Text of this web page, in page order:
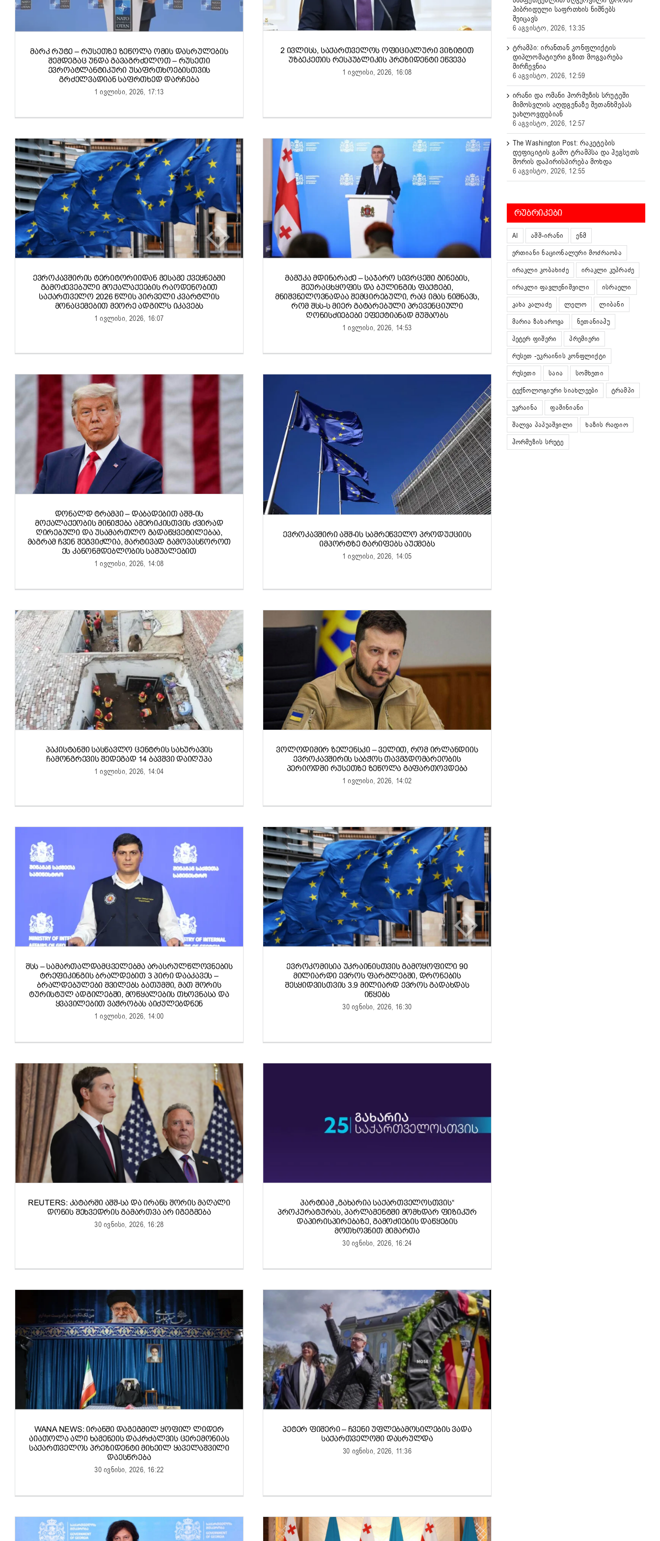
ᲛᲐᲠᲙ ᲠᲣᲢᲔ – ᲠᲣᲡᲔᲗᲖᲔ ᲖᲔᲬᲝᲚᲐ ᲝᲛᲘᲡ ᲓᲐᲡᲠᲣᲚᲔᲑᲘᲡ
ᲨᲔᲛᲓᲔᲒᲐᲪ ᲣᲜᲓᲐ ᲒᲐᲕᲐᲒᲠᲫᲔᲚᲝᲗ – ᲠᲣᲡᲔᲗᲘ
ᲔᲕᲠᲝᲐᲢᲚᲐᲜᲢᲘᲙᲣᲠᲘ ᲣᲡᲐᲤᲠᲗᲮᲝᲔᲑᲘᲡᲗᲕᲘᲡ
ᲒᲠᲫᲔᲚᲕᲐᲓᲘᲐᲜ ᲡᲐᲤᲠᲗᲮᲔᲓ ᲓᲐᲠᲩᲔᲑᲐ
1 ივლისი, 2026, 17:13
2 ᲘᲕᲚᲘᲡᲡ, ᲡᲐᲥᲐᲠᲗᲕᲔᲚᲝᲡ ᲝᲤᲘᲪᲘᲐᲚᲣᲠᲘ ᲕᲘᲖᲘᲢᲘᲗ
ᲣᲖᲑᲔᲙᲔᲗᲘᲡ ᲠᲔᲡᲞᲣᲑᲚᲘᲙᲘᲡ ᲞᲠᲔᲖᲘᲓᲔᲜᲢᲘ ᲔᲬᲕᲔᲕᲐ
1 ივლისი, 2026, 16:08
ᲔᲕᲠᲝᲙᲐᲕᲨᲘᲠᲘᲡ ᲢᲔᲠᲘᲢᲝᲠᲘᲘᲓᲐᲜ ᲛᲔᲡᲐᲛᲔ ᲥᲕᲔᲧᲜᲔᲑᲨᲘ
ᲒᲐᲛᲝᲫᲔᲕᲔᲑᲣᲚᲘ ᲛᲝᲥᲐᲚᲐᲥᲔᲔᲑᲘᲡ ᲠᲐᲝᲓᲔᲜᲝᲑᲘᲗ
ᲡᲐᲥᲐᲠᲗᲕᲔᲚᲝ 2026 ᲬᲚᲘᲡ ᲞᲘᲠᲕᲔᲚᲘ ᲙᲕᲐᲠᲢᲚᲘᲡ
ᲛᲝᲜᲐᲪᲔᲛᲔᲑᲘᲗ ᲛᲔᲝᲠᲔ ᲐᲓᲒᲘᲚᲡ ᲘᲙᲐᲕᲔᲑᲡ
1 ივლისი, 2026, 16:07
ᲛᲐᲛᲣᲙᲐ ᲛᲓᲘᲜᲐᲠᲐᲫᲔ – ᲡᲐᲯᲐᲠᲝ ᲡᲘᲕᲠᲪᲔᲨᲘ ᲒᲘᲜᲔᲑᲘᲡ,
ᲨᲔᲣᲠᲐᲪᲮᲧᲝᲤᲘᲡ ᲓᲐ ᲑᲣᲚᲘᲜᲒᲘᲡ ᲤᲐᲥᲢᲔᲑᲘ,
ᲛᲜᲘᲨᲕᲜᲔᲚᲝᲕᲜᲐᲓᲐᲐ ᲨᲔᲛᲪᲘᲠᲔᲑᲣᲚᲘ, ᲠᲐᲪ ᲘᲛᲐᲡ ᲜᲘᲨᲜᲐᲕᲡ,
ᲠᲝᲛ ᲨᲡᲡ-Ს ᲛᲘᲔᲠ ᲒᲐᲢᲐᲠᲔᲑᲣᲚᲘ ᲞᲠᲔᲕᲔᲜᲪᲘᲣᲚᲘ
ᲦᲝᲜᲘᲡᲫᲘᲔᲑᲔᲑᲘ ᲔᲤᲔᲥᲢᲘᲐᲜᲐᲓ ᲛᲣᲨᲐᲝᲑᲡ
1 ივლისი, 2026, 14:53
ᲓᲝᲜᲐᲚᲓ ᲢᲠᲐᲛᲞᲘ – ᲓᲐᲑᲐᲓᲔᲑᲘᲗ ᲐᲨᲨ-ᲘᲡ
ᲛᲝᲥᲐᲚᲐᲥᲔᲝᲑᲘᲡ ᲛᲘᲜᲘᲭᲔᲑᲐ ᲐᲛᲔᲠᲘᲙᲘᲡᲗᲕᲘᲡ ᲫᲕᲘᲠᲐᲓ
ᲦᲘᲠᲔᲑᲣᲚᲘ ᲓᲐ ᲣᲡᲐᲛᲐᲠᲗᲚᲝ ᲒᲐᲓᲐᲬᲧᲕᲔᲢᲘᲚᲔᲑᲐᲐ,
ᲛᲐᲒᲠᲐᲛ ᲩᲕᲔᲜ ᲨᲔᲒᲕᲘᲫᲚᲘᲐ, ᲛᲐᲠᲢᲘᲕᲐᲓ ᲒᲐᲛᲝᲕᲐᲡᲬᲝᲠᲝᲗ
ᲔᲡ ᲙᲐᲜᲝᲜᲛᲓᲔᲑᲚᲝᲑᲘᲡ ᲡᲐᲨᲣᲐᲚᲔᲑᲘᲗ
1 ივლისი, 2026, 14:08
ᲔᲕᲠᲝᲙᲐᲕᲨᲘᲠᲘ ᲐᲨᲨ-ᲘᲡ ᲡᲐᲛᲠᲔᲬᲕᲔᲚᲝ ᲞᲠᲝᲓᲣᲥᲪᲘᲘᲡ
ᲘᲛᲞᲝᲠᲢᲖᲔ ᲢᲐᲠᲘᲤᲔᲑᲡ ᲐᲣᲥᲛᲔᲑᲡ
1 ივლისი, 2026, 14:05
ᲞᲐᲙᲘᲡᲢᲐᲜᲨᲘ ᲡᲐᲡᲬᲐᲕᲚᲝ ᲪᲔᲜᲢᲠᲘᲡ ᲡᲐᲮᲣᲠᲐᲕᲘᲡ
ᲩᲐᲛᲝᲜᲒᲠᲔᲕᲘᲡ ᲨᲔᲓᲔᲒᲐᲓ 14 ᲑᲐᲕᲨᲕᲘ ᲓᲐᲘᲦᲣᲞᲐ
1 ივლისი, 2026, 14:04
ᲕᲝᲚᲝᲓᲘᲛᲘᲠ ᲖᲔᲚᲔᲜᲡᲙᲘ – ᲕᲔᲚᲘᲗ, ᲠᲝᲛ ᲘᲠᲚᲐᲜᲓᲘᲘᲡ
ᲔᲕᲠᲝᲙᲐᲕᲨᲘᲠᲘᲡ ᲡᲐᲑᲭᲝᲡ ᲗᲐᲕᲛᲯᲓᲝᲛᲐᲠᲔᲝᲑᲘᲡ
ᲞᲔᲠᲘᲝᲓᲨᲘ ᲠᲣᲡᲔᲗᲖᲔ ᲖᲔᲬᲝᲚᲐ ᲒᲐᲤᲐᲠᲗᲝᲕᲓᲔᲑᲐ
1 ივლისი, 2026, 14:02
ᲨᲡᲡ – ᲡᲐᲛᲐᲠᲗᲐᲚᲓᲐᲛᲪᲕᲔᲚᲔᲑᲛᲐ ᲐᲠᲐᲡᲠᲣᲚᲬᲚᲝᲕᲜᲔᲑᲘᲡ
ᲢᲠᲔᲤᲘᲙᲘᲜᲒᲘᲡ ᲑᲠᲐᲚᲓᲔᲑᲘᲗ 3 ᲞᲘᲠᲘ ᲓᲐᲐᲙᲐᲕᲔᲡ –
ᲑᲠᲐᲚᲓᲔᲑᲣᲚᲔᲑᲘ ᲨᲕᲘᲚᲔᲑᲡ ᲑᲐᲗᲣᲛᲨᲘ, ᲛᲐᲗ ᲨᲝᲠᲘᲡ
ᲢᲣᲠᲘᲡᲢᲣᲚ ᲐᲓᲒᲘᲚᲔᲑᲨᲘ, ᲛᲝᲬᲧᲐᲚᲔᲑᲘᲡ ᲗᲮᲝᲕᲜᲐᲡᲐ ᲓᲐ
ᲧᲕᲐᲕᲘᲚᲔᲑᲘᲗ ᲕᲐᲭᲠᲝᲑᲐᲡ ᲐᲘᲫᲣᲚᲔᲑᲓᲜᲔᲜ
1 ივლისი, 2026, 14:00
ᲔᲕᲠᲝᲙᲝᲛᲘᲡᲘᲐ ᲣᲙᲠᲐᲘᲜᲘᲡᲗᲕᲘᲡ ᲒᲐᲛᲝᲧᲝᲤᲘᲚᲘ 90
ᲛᲘᲚᲘᲐᲠᲓᲘ ᲔᲕᲠᲝᲡ ᲤᲐᲠᲒᲚᲔᲑᲨᲘ, ᲓᲠᲝᲜᲔᲑᲘᲡ
ᲨᲔᲡᲧᲘᲓᲕᲘᲡᲗᲕᲘᲡ 3.9 ᲛᲘᲚᲘᲐᲠᲓ ᲔᲕᲠᲝᲡ ᲒᲐᲓᲐᲮᲓᲐᲡ
ᲘᲬᲧᲔᲑᲡ
30 ივნისი, 2026, 16:30
REUTERS: ᲙᲐᲢᲐᲠᲨᲘ ᲐᲨᲨ-ᲡᲐ ᲓᲐ ᲘᲠᲐᲜᲡ ᲨᲝᲠᲘᲡ ᲛᲐᲦᲐᲚᲘ
ᲓᲝᲜᲘᲡ ᲨᲔᲮᲕᲔᲓᲠᲘᲡ ᲒᲐᲛᲐᲠᲗᲕᲐ ᲐᲠ ᲘᲒᲔᲒᲛᲔᲑᲐ
30 ივნისი, 2026, 16:28
ᲞᲐᲠᲢᲘᲐᲛ „ᲒᲐᲮᲐᲠᲘᲐ ᲡᲐᲥᲐᲠᲗᲕᲔᲚᲝᲡᲗᲕᲘᲡ“
ᲞᲠᲝᲙᲣᲠᲐᲢᲣᲠᲐᲡ, ᲞᲐᲠᲚᲐᲛᲔᲜᲢᲨᲘ ᲛᲝᲛᲮᲓᲐᲠ ᲤᲘᲖᲘᲙᲣᲠ
ᲓᲐᲞᲘᲠᲘᲡᲞᲘᲠᲔᲑᲐᲖᲔ, ᲒᲐᲛᲝᲫᲘᲔᲑᲘᲡ ᲓᲐᲬᲧᲔᲑᲘᲡ
ᲛᲝᲗᲮᲝᲕᲜᲘᲗ ᲛᲘᲛᲐᲠᲗᲐ
30 ივნისი, 2026, 16:24
WANA NEWS: ᲘᲠᲐᲜᲨᲘ ᲓᲐᲒᲔᲒᲛᲘᲚ ᲧᲝᲤᲘᲚ ᲚᲘᲓᲔᲠ
ᲐᲘᲐᲗᲝᲚᲐ ᲐᲚᲘ ᲮᲐᲛᲔᲜᲔᲘᲡ ᲓᲐᲙᲠᲫᲐᲚᲕᲘᲡ ᲪᲔᲠᲔᲛᲝᲜᲘᲐᲡ
ᲡᲐᲥᲐᲠᲗᲕᲔᲚᲝᲡ ᲞᲠᲔᲖᲘᲓᲔᲜᲢᲘ ᲛᲘᲮᲔᲘᲚ ᲧᲐᲕᲔᲚᲐᲨᲕᲘᲚᲘ
ᲓᲐᲔᲡᲬᲠᲔᲑᲐ
30 ივნისი, 2026, 16:22
ᲞᲔᲢᲔᲠ ᲤᲘᲨᲔᲠᲘ – ᲩᲕᲔᲜᲘ ᲣᲤᲚᲔᲑᲐᲛᲝᲡᲘᲚᲔᲑᲘᲡ ᲕᲐᲓᲐ
ᲡᲐᲥᲐᲠᲗᲕᲔᲚᲝᲨᲘ ᲓᲐᲡᲠᲣᲚᲓᲐ
30 ივნისი, 2026, 11:36
ჰიბრიდული საფრთხის ნიშნებს
შეიცავს
6 აგვისტო, 2026, 13:35
ტრამპი: ირანთან კონფლიქტის
დიპლომატიური გზით მოგვარება
მირჩევნია
6 აგვისტო, 2026, 12:59
ირანი და ომანი ჰორმუზის სრუტეში
მიმოსვლის აღდგენაზე შეთანხმებას
უახლოვდებიან
6 აგვისტო, 2026, 12:57
The Washington Post: რაკეტების
დეფიციტის გამო ტრამპსა და ჰეგსეთს
შორის დაპირისპირება მოხდა
6 აგვისტო, 2026, 12:55
ᲠᲣᲑᲠᲘᲙᲔᲑᲘ
AI აშშ-ირანი
ენმ
ერთიანი ნაციონალური მოძრაობა
ირაკლი კობახიძე
ირაკლი კუპრაძე
ირაკლი ფავლენიშვილი
ისრაელი
კახა კალაძე
ლელო
ლიბანი
მარია ზახაროვა
ნეთანიაჰუ
პეტერ ფიშერი
პრემიერი
რუსეთ -უკრაინის კონფლიქტი
რუსეთი
საია
სომხეთი
ტექნოლოგიური სიახლეები
ტრამპი
უკრაინა
ფაშინიანი
შალვა პაპუაშვილი
ხაზის რადიო
ჰორმუზის სრუტე